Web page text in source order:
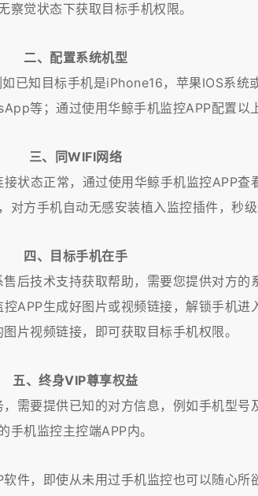
察觉状态下获取目标手机权限。
二、配置系统机型
已知目标手机是iPhone16，苹果IOS系
等；通过使用华鲸手机监控APP配置以
三、同WIFI网络
状态正常，通过使用华鲸手机监控APP查
方手机自动无感安装植入监控插件，秒级
四、目标手机在手
后技术支持获取帮助，需要您提供对方
APP生成好图片或视频链接，解锁手机
片视频链接，即可获取目标手机权限。
五、终身VIP尊享权益
需要提供已知的对方信息，例如手机型
手机监控主控端APP内。
件，即使从未用过手机监控也可以随心